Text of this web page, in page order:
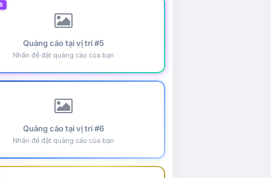
Quảng cáo tại vị trí #5
Nhấn để đặt quảng cáo của bạn
Quảng cáo tại vị trí #6
Nhấn để đặt quảng cáo của bạn